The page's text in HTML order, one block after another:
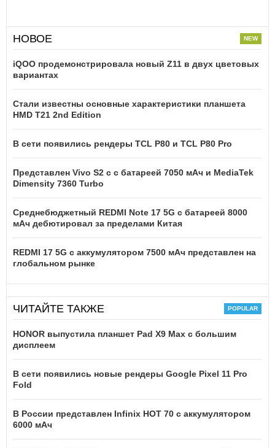
НОВОЕ
iQOO продемонстрировала новый Z11 в двух цветовых
вариантах
Стали известны основные характеристики планшета
HMD T21 2nd Edition
В сети появились рендеры TCL P80 и TCL P80 Pro
Представлен Vivo S2 с с батареей 7050 мАч и MediaTek
Dimensity 7360 Turbo
Среднебюджетный REDMI Note 17 5G с батареей 8000
мАч дебютировал за пределами Китая
REDMI 17 5G c аккумулятором 7500 мАч представлен на
глобальном рынке
ЧИТАЙТЕ ТАКЖЕ
HONOR выпустила планшет Pad X9 Max с большим
дисплеем
В сети появились новые рендеры Google Pixel 11 Pro
Fold
В России представлен Infinix HOT 70 с аккумулятором
6000 мАч